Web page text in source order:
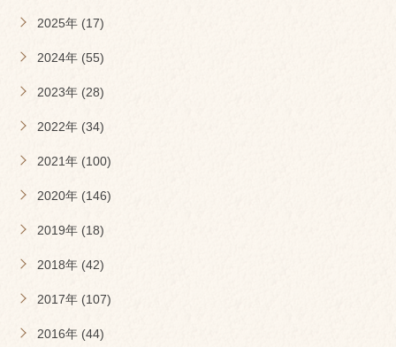
2025年 (17)
2024年 (55)
2023年 (28)
2022年 (34)
2021年 (100)
2020年 (146)
2019年 (18)
2018年 (42)
2017年 (107)
2016年 (44)